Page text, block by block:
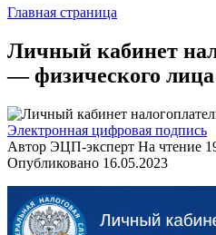
Главная страница
Личный кабинет
— физического лица
Электронная цифровая подпись
Автор ЭЦП-эксперт На чтение
Опубликовано 16.05.2023